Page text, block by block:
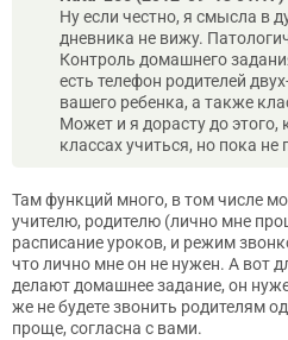
Ну если честно, я смысла в
дневника не вижу.
Контроль домашнего
есть телефон родителей
вашего ребенка, а также
Может и я дорасту до этого,
классах учиться, но пока не
Там функций много, в том числе
учителю, родителю (лично мне
расписание уроков, и режим
что лично мне он не нужен. А вот
делают домашнее задание, он
же не будете звонить родителям
проще, согласна с вами.